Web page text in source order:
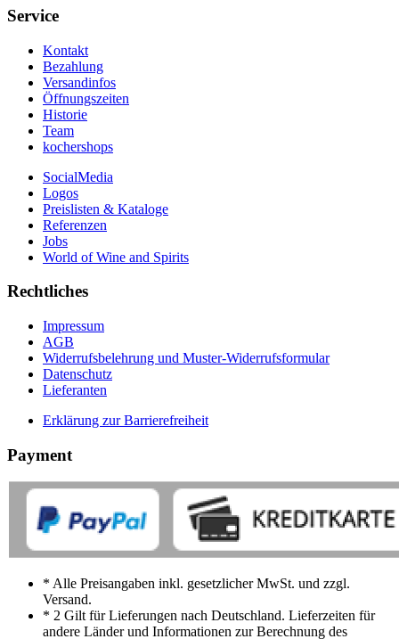
Service
Kontakt
Bezahlung
Versandinfos
Öffnungszeiten
Historie
Team
kochershops
SocialMedia
Logos
Preislisten & Kataloge
Referenzen
Jobs
World of Wine and Spirits
Rechtliches
Impressum
AGB
Widerrufsbelehrung und Muster-Widerrufsformular
Datenschutz
Lieferanten
Erklärung zur Barrierefreiheit
Payment
* Alle Preisangaben inkl. gesetzlicher MwSt. und zzgl.
Versand.
* 2 Gilt für Lieferungen nach Deutschland. Lieferzeiten für
andere Länder und Informationen zur Berechnung des